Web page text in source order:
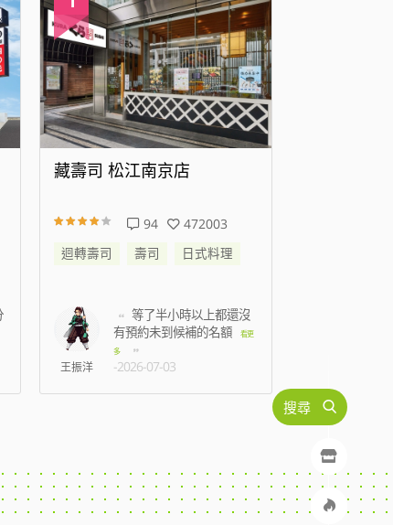
搜尋
藏壽司 高雄時代大道店
138
343969
迴轉壽司
壽司 日式料理
C人
準備結帳時候蟑螂跑到
身上，2名店員只是默
看更
多
-2026-07-15